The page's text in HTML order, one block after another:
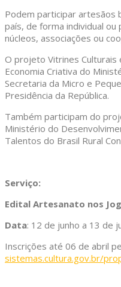
Podem participar artesãos
país, de forma individual
núcleos, associações ou
O projeto Vitrines Culturais
Economia Criativa do
Secretaria da Micro e
Presidência da República.
Também participam do
Ministério do
Talentos do Brasil Rural
Serviço:
Edital Artesanato nos
Data: 12 de junho a 13 de
Inscrições até 06 de abril
sistemas.cultura.gov.br/